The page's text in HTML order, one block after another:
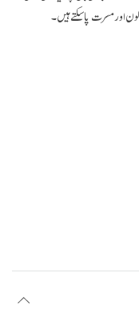
اور مسرت پا سکتے ہیں۔